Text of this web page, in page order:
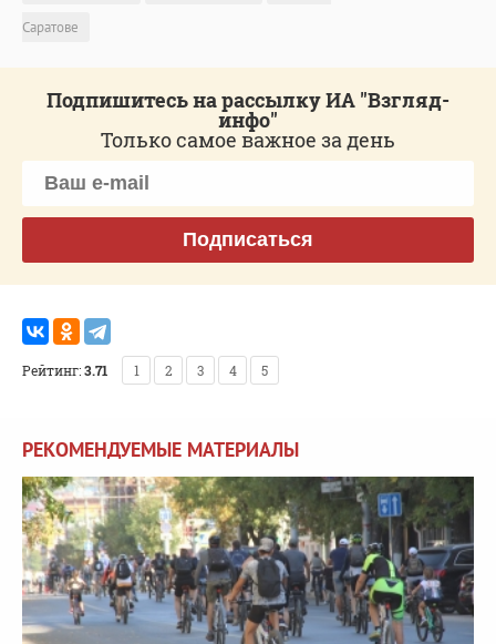
Саратове
Подпишитесь на рассылку ИА "Взгляд-
инфо"
Только самое важное за день
Подписаться
Рейтинг:3.71 1 2 3 4 5
РЕКОМЕНДУЕМЫЕ МАТЕРИАЛЫ